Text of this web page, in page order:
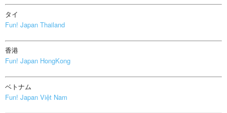
タイ
Fun! Japan Thailand
香港
Fun! Japan HongKong
ベトナム
Fun! Japan Việt Nam